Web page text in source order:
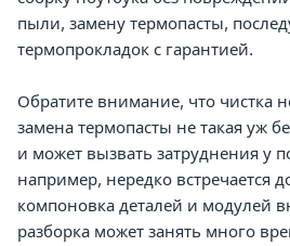
пыли, замену термопасты,
термопрокладок с гарантией.
Обратите внимание, что чистка
замена термопасты не такая уж
и может вызвать затруднения у
например, нередко встречается
компоновка деталей и модулей
разборка может занять много